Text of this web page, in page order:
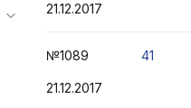
21.12.2017
№1089
21.12.2017
41